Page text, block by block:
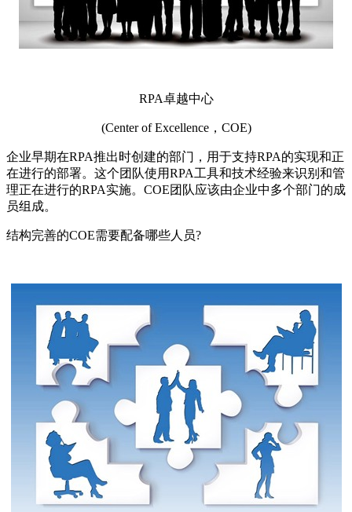
RPA卓越中心
(Center of Excellence，COE)
企业早期在RPA推出时创建的部门，用于支持RPA的实现和正
在进行的部署。这个团队使用RPA工具和技术经验来识别和管
理正在进行的RPA实施。COE团队应该由企业中多个部门的成
员组成。
结构完善的COE需要配备哪些人员?